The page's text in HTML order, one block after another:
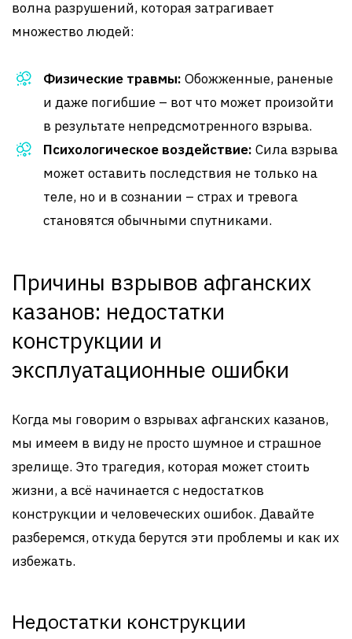
волна разрушений, которая затрагивает
множество людей:
Физические травмы: Обожженные, раненые
и даже погибшие – вот что может произойти
в результате непредсмотренного взрыва.
Психологическое воздействие: Сила взрыва
может оставить последствия не только на
теле, но и в сознании – страх и тревога
становятся обычными спутниками.
Причины взрывов афганских
казанов: недостатки
конструкции и
эксплуатационные ошибки
Когда мы говорим о взрывах афганских казанов,
мы имеем в виду не просто шумное и страшное
зрелище. Это трагедия, которая может стоить
жизни, а всё начинается с недостатков
конструкции и человеческих ошибок. Давайте
разберемся, откуда берутся эти проблемы и как их
избежать.
Недостатки конструкции